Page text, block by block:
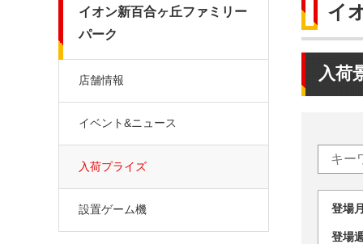
イ
入荷
登
登
イオン新百合ヶ丘ファミリー
パーク
店舗情報
イベント&ニュース
入荷プライズ
設置ゲーム機